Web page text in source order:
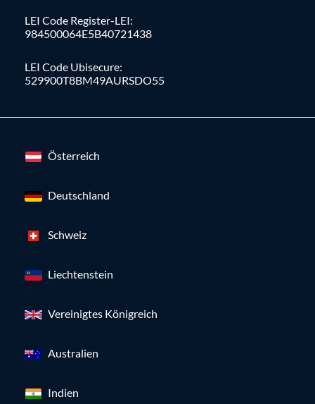
LEI Code Register-LEI:
984500064E5B40721438
LEI Code Ubisecure:
529900T8BM49AURSDO55
Österreich
Deutschland
Schweiz
Liechtenstein
Vereinigtes Königreich
Australien
Indien